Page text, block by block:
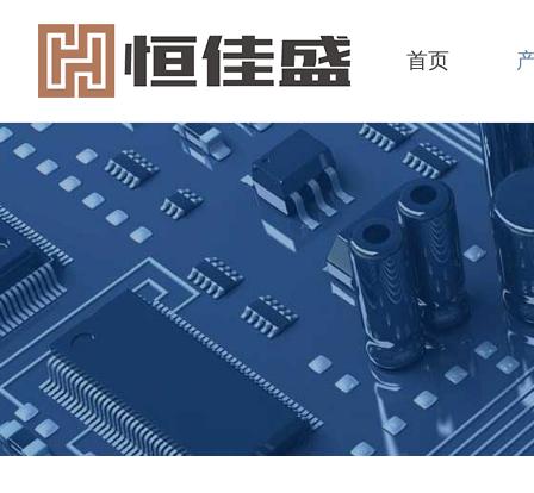
首页